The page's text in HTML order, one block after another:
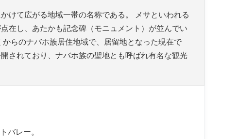
けて広がる地域一帯の名称である。 メサといわれる
在し、あたかも記念碑（モニュメント）が並んでい
らのナバホ族居住地域で、居留地となった現在で
されており、ナバホ族の聖地とも呼ばれ有名な観光
バレー。